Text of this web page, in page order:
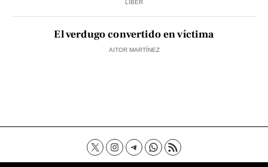
LIBER
El verdugo convertido en víctima
AITOR MARTÍNEZ